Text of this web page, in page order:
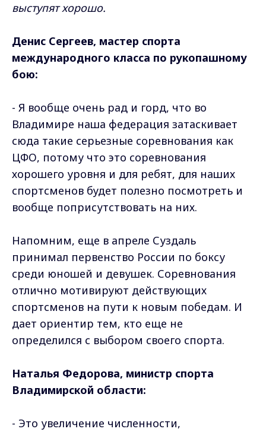
выступят хорошо.
Денис Сергеев, мастер спорта
международного класса по рукопашному
бою:
- Я вообще очень рад и горд, что во
Владимире наша федерация затаскивает
сюда такие серьезные соревнования как
ЦФО, потому что это соревнования
хорошего уровня и для ребят, для наших
спортсменов будет полезно посмотреть и
вообще поприсутствовать на них.
Напомним, еще в апреле Суздаль
принимал первенство России по боксу
среди юношей и девушек. Соревнования
отлично мотивируют действующих
спортсменов на пути к новым победам. И
дает ориентир тем, кто еще не
определился с выбором своего спорта.
Наталья Федорова, министр спорта
Владимирской области:
- Это увеличение численности,